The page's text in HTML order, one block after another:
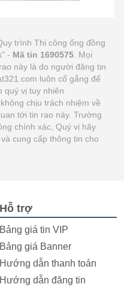
trình Thi công ống đồng
- Mã tin 1690575 . Mọi
này là do người đăng tin
luôn cố gắng để
quý vị tuy nhiên
chịu trách nhiệm về
tới tin rao này. Trường
chính xác, Quý vị hãy
cung cấp thông tin cho
Hỗ trợ
Bảng giá tin VIP
Bảng giá Banner
Hướng dẫn thanh toán
Hướng dẫn đăng tin